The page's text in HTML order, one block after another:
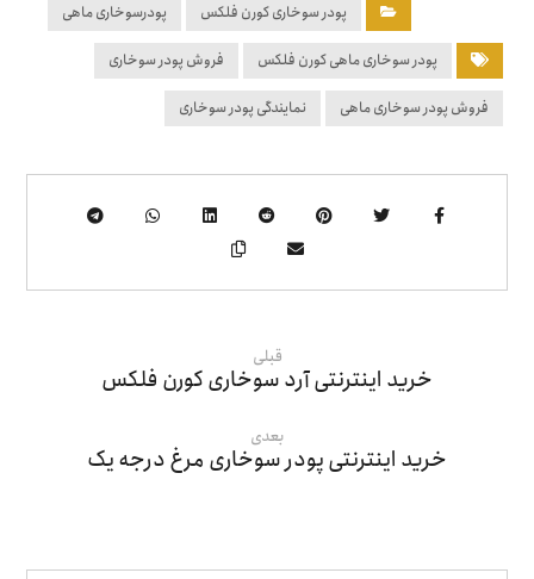
پودر سوخاری کورن فلکس پودرسوخاری ماهی
پودر سوخاری ماهی کورن فلکس فروش پودر سوخاری
فروش پودر سوخاری ماهی نمایندگی پودر سوخاری
قبلی
خرید اینترنتی آرد سوخاری کورن فلکس
بعدی
خرید اینترنتی پودر سوخاری مرغ درجه یک